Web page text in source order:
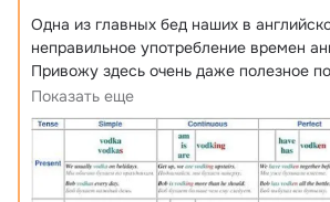
Одна из главных бед наших в
неправильное употребление времен
Привожу здесь очень даже полезное
прочтений насмерть запоминается.
Показать еще